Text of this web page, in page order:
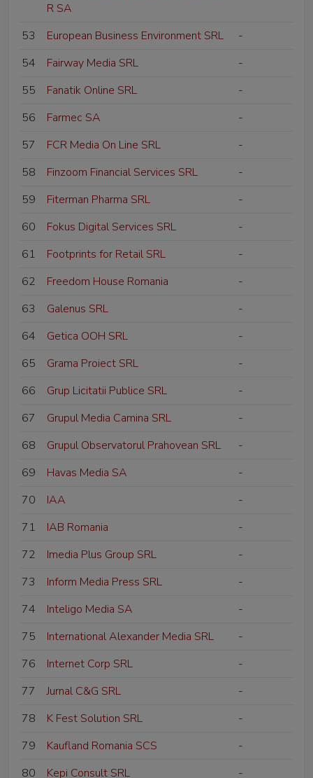
R SA
53 European Business Environment SRL
-
54
Fairway Media SRL
-
55
Fanatik Online SRL
-
56
Farmec SA
-
57
FCR Media On Line SRL
-
58
Finzoom Financial Services SRL
-
59
Fiterman Pharma SRL
-
60
Fokus Digital Services SRL
-
61
Footprints for Retail SRL
-
62
Freedom House Romania
-
63
Galenus SRL
-
64
Getica OOH SRL
-
65
Grama Proiect SRL
-
66
Grup Licitatii Publice SRL
-
67
Grupul Media Camina SRL
-
68
Grupul Observatorul Prahovean SRL
-
69
Havas Media SA
-
70
IAA
-
71
IAB Romania
-
72
Imedia Plus Group SRL
-
73
Inform Media Press SRL
-
74
Inteligo Media SA
-
75
International Alexander Media SRL
-
76
Internet Corp SRL
-
77
Jurnal C&G SRL
-
78
K Fest Solution SRL
-
79
Kaufland Romania SCS
-
80
Kepi Consult SRL -